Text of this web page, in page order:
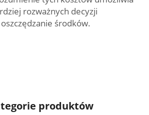
rozważnych decyzji
środków.
produktów